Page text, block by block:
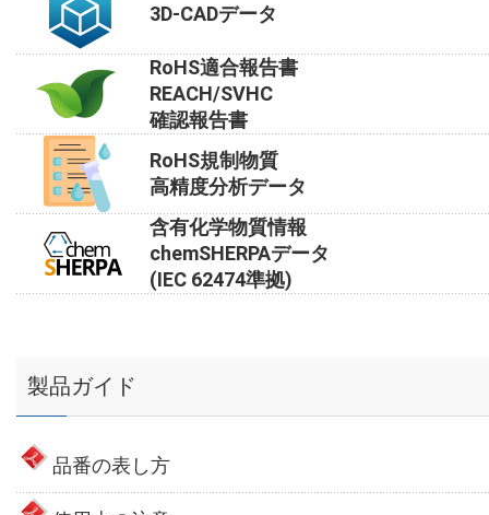
3D-CADデータ
RoHS適合報告書
REACH/SVHC
確認報告書
RoHS規制物質
高精度分析データ
含有化学物質情報
chemSHERPAデータ
(IEC 62474準拠)
製品ガイド
品番の表し方